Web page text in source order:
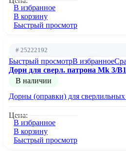
В избранное
В корзину
Быстрый просмотр
# 25222192
Быстрый просмотрВ избранное
Дорн для сверл. патрона Mk 3/
В наличии
Дорны (оправки) для сверлильных
Цена:
В избранное
В корзину
Быстрый просмотр